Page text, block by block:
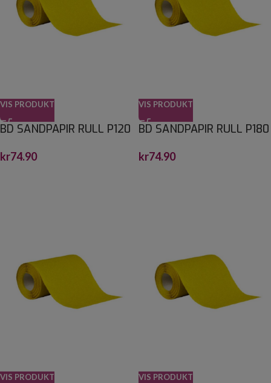
VIS PRODUKT
BD SANDPAPIR RULL P120
kr74.90
VIS PRODUKT
BD SANDPAPIR RULL P180
kr74.90
VIS PRODUKT VIS PRODUKT